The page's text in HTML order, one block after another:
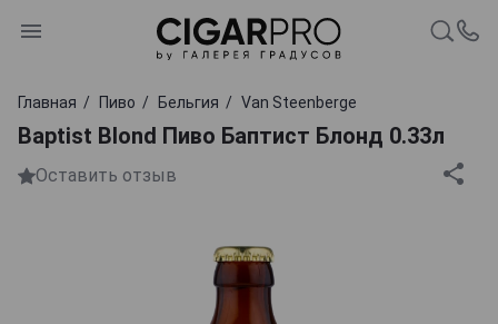
Главная Пиво Бельгия Van Steenberge
Baptist Blond Пиво Баптист Блонд 0.33л
Оставить отзыв